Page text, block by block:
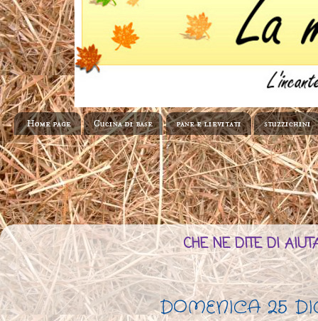
Home page Cucina di base pane e lievitati stuzzichini
CHE NE DITE DI
DOMENICA 25